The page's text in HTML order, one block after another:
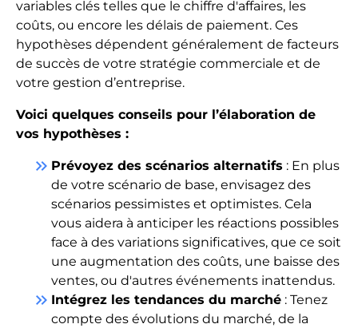
variables clés telles que le chiffre d'affaires, les
coûts, ou encore les délais de paiement. Ces
hypothèses dépendent généralement de facteurs
de succès de votre stratégie commerciale et de
votre gestion d’entreprise.
Voici quelques conseils pour l’élaboration de
vos hypothèses :
keyboard_double_arrow_right Prévoyez des scénarios alternatifs : En plus
de votre scénario de base, envisagez des
scénarios pessimistes et optimistes. Cela
vous aidera à anticiper les réactions possibles
face à des variations significatives, que ce soit
une augmentation des coûts, une baisse des
ventes, ou d'autres événements inattendus.
keyboard_double_arrow_right Intégrez les tendances du marché : Tenez
compte des évolutions du marché, de la